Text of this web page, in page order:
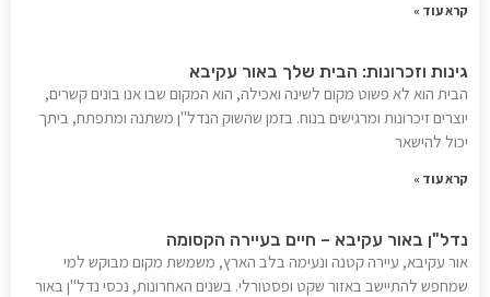
קרא עוד »
גינות וזכרונות: הבית שלך באור עקיבא
הבית הוא לא פשוט מקום לשינה ואכילה, הוא המקום שבו אנו בונים קשרים,
יוצרים זיכרונות ומרגישים בנוח. בזמן שהשוק הנדל"ן משתנה ומתפתח, ביתך
יכול להישאר
קרא עוד »
נדל"ן באור עקיבא – חיים בעיירה הקסומה
אור עקיבא, עיירה קטנה ונעימה בלב הארץ, משמשת מקום מבוקש למי
שמחפש להתיישב באזור שקט ופסטורלי. בשנים האחרונות, נכסי נדל"ן באור